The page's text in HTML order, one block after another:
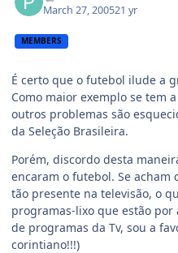
March 27, 200521 yr
MEMBERS
É certo que o futebol ilude a
Como maior exemplo se tem
outros problemas são
da Seleção Brasileira.
Porém, discordo desta
encaram o futebol. Se
tão presente na televisão, o
programas-lixo que estão por
de programas da Tv, sou a
corintiano!!!)